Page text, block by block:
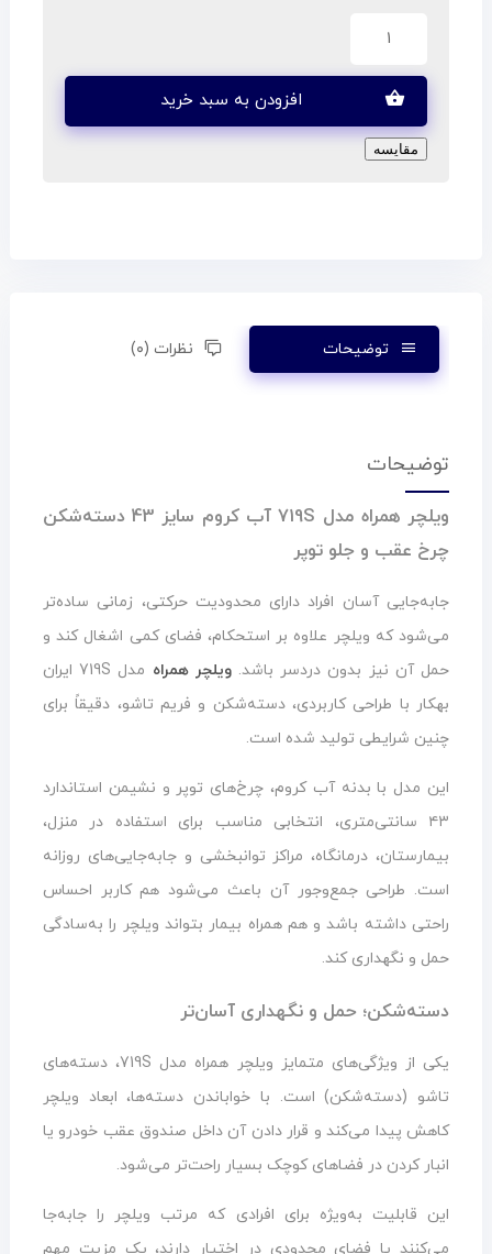
افزودن به سبد خرید
مقایسه
توضیحات نظرات (۰)
توضیحات
ویلچر همراه مدل 719S آب کروم سایز 43 دسته‌شکن
چرخ عقب و جلو توپر
جابه‌جایی آسان افراد دارای محدودیت حرکتی، زمانی ساده‌تر
می‌شود که ویلچر علاوه بر استحکام، فضای کمی اشغال کند و
حمل آن نیز بدون دردسر باشد.ویلچر همراه
مدل 719S ایران
بهکار با طراحی کاربردی، دسته‌شکن و فریم تاشو، دقیقاً برای
چنین شرایطی تولید شده است.
این مدل با بدنه آب کروم، چرخ‌های توپر و نشیمن استاندارد
۴۳ سانتی‌متری، انتخابی مناسب برای استفاده در منزل،
بیمارستان، درمانگاه، مراکز توانبخشی و جابه‌جایی‌های روزانه
است. طراحی جمع‌وجور آن باعث می‌شود هم کاربر احساس
راحتی داشته باشد و هم همراه بیمار بتواند ویلچر را به‌سادگی
حمل و نگهداری کند.
دسته‌شکن؛ حمل و نگهداری آسان‌تر
یکی از ویژگی‌های متمایز ویلچر همراه مدل 719S، دسته‌های
تاشو (دسته‌شکن) است. با خواباندن دسته‌ها، ابعاد ویلچر
کاهش پیدا می‌کند و قرار دادن آن داخل صندوق عقب خودرو یا
انبار کردن در فضاهای کوچک بسیار راحت‌تر می‌شود.
این قابلیت به‌ویژه برای افرادی که مرتب ویلچر را جابه‌جا
می‌کنند یا فضای محدودی در اختیار دارند، یک مزیت مهم